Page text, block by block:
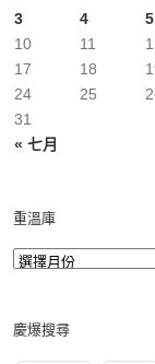
« 七月
3
4 5
10
11
17
18
24
25
31
重溫庫
慶爆搜尋